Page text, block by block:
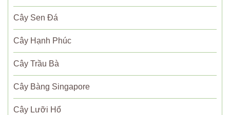
Cây Sen Đá
Cây Hạnh Phúc
Cây Trầu Bà
Cây Bàng Singapore
Cây Lưỡi Hổ